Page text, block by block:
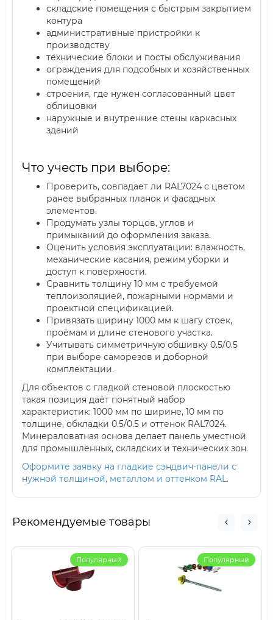
складские помещения с быстрым закрытием
контура
административные пристройки к
производству
технические блоки и посты обслуживания
ограждения для подсобных и хозяйственных
помещений
строения, где нужен согласованный цвет
облицовки
наружные и внутренние стены каркасных
зданий
Что учесть при выборе:
Проверить, совпадает ли RAL7024 с цветом
ранее выбранных планок и фасадных
элементов.
Продумать узлы торцов, углов и
примыканий до оформления заказа.
Оценить условия эксплуатации: влажность,
механические касания, режим уборки и
доступ к поверхности.
Сравнить толщину 10 мм с требуемой
теплоизоляцией, пожарными нормами и
проектной спецификацией.
Привязать ширину 1000 мм к шагу стоек,
проёмам и длине стенового участка.
Учитывать симметричную обшивку 0.5/0.5
при выборе саморезов и доборной
комплектации.
Для объектов с гладкой стеновой плоскостью
такая позиция даёт понятный набор
характеристик: 1000 мм по ширине, 10 мм по
толщине, обкладки 0.5/0.5 и оттенок RAL7024.
Минераловатная основа делает панель уместной
для промышленных, складских и технических зон.
Оформите заявку на гладкие сэндвич-панели с
нужной толщиной, металлом и оттенком RAL.
Рекомендуемые товары
Популярный Популярный